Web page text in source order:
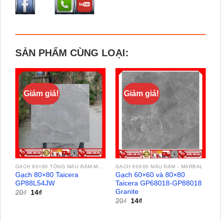
SẢN PHẨM CÙNG LOẠI:
Giảm giá!
Gạch 80×80 Taicera
GP88L54JW
20₫
Giá
14₫Giá
Giảm giá!
GẠCH 60X60 MÀU ĐẬM - MARBAL
Gạch 60×60 và 80×80
Taicera GP68018-GP88018
Granite
20₫
Giá
14₫Giá